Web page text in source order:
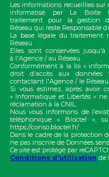
Les informations recueillies
informatisé par La Boite
traitement pour la gestion
Réseau qui reste Responsable
La base légale du traitement
Réseau.
Elles sont conservées
à l'Agence / au Réseau.
Conformément à la loi «
droit d'accès aux
contactant l'Agence / le Réseau.
Si vous estimez, après avoir
« Informatique et Libertés » ne
réclamation à la CNIL.
Nous vous informons de
téléphonique « Bloctel »,
https://conso.bloctel.fr/
Dans le cadre de la protection
ne pas inscrire de Données
Ce site est protégé par
Conditions d'utilisation de